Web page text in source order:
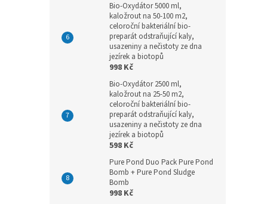
Bio-Oxydátor 5000 ml,
kaložrout na 50-100 m2,
celoroční bakteriální bio-
preparát odstraňující kaly,
usazeniny a nečistoty ze dna
jezírek a biotopů
998 Kč
Bio-Oxydátor 2500 ml,
kaložrout na 25-50 m2,
celoroční bakteriální bio-
preparát odstraňující kaly,
usazeniny a nečistoty ze dna
jezírek a biotopů
598 Kč
Pure Pond Duo Pack Pure Pond
Bomb + Pure Pond Sludge
Bomb
998 Kč